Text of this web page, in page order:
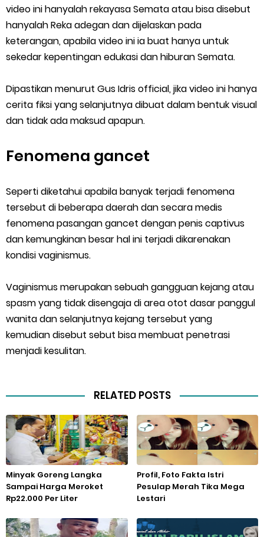
video ini hanyalah rekayasa Semata atau bisa disebut
hanyalah Reka adegan dan dijelaskan pada
keterangan, apabila video ini ia buat hanya untuk
sekedar kepentingan edukasi dan hiburan Semata.
Dipastikan menurut Gus Idris official, jika video ini hanya
cerita fiksi yang selanjutnya dibuat dalam bentuk visual
dan tidak ada maksud apapun.
Fenomena gancet
Seperti diketahui apabila banyak terjadi fenomena
tersebut di beberapa daerah dan secara medis
fenomena pasangan gancet dengan penis captivus
dan kemungkinan besar hal ini terjadi dikarenakan
kondisi vaginismus.
Vaginismus merupakan sebuah gangguan kejang atau
spasm yang tidak disengaja di area otot dasar panggul
wanita dan selanjutnya kejang tersebut yang
kemudian disebut sebut bisa membuat penetrasi
menjadi kesulitan.
RELATED POSTS
Minyak Goreng Langka
Sampai Harga Meroket
Rp22.000 Per Liter
Profil, Foto Fakta Istri
Pesulap Merah Tika Mega
Lestari